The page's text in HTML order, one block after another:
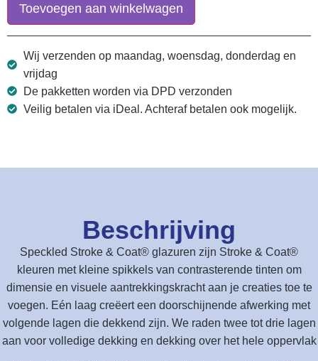
Toevoegen aan winkelwagen
Wij verzenden op maandag, woensdag, donderdag en
vrijdag
De pakketten worden via DPD verzonden
Veilig betalen via iDeal. Achteraf betalen ook mogelijk.
Beschrijving
Speckled Stroke & Coat® glazuren zijn Stroke & Coat®
kleuren met kleine spikkels van contrasterende tinten om
dimensie en visuele aantrekkingskracht aan je creaties toe te
voegen. Eén laag creëert een doorschijnende afwerking met
volgende lagen die dekkend zijn. We raden twee tot drie lagen
aan voor volledige dekking en dekking over het hele oppervlak